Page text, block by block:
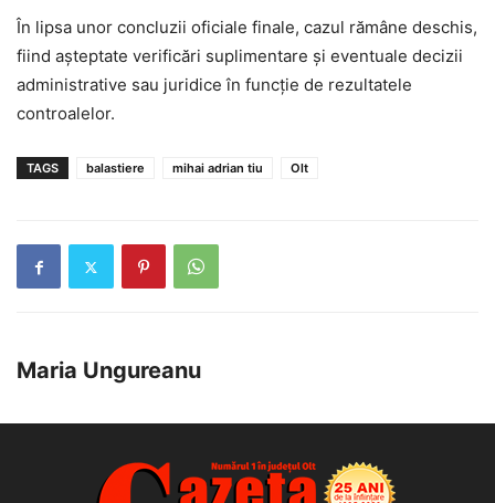
În lipsa unor concluzii oficiale finale, cazul rămâne deschis,
fiind așteptate verificări suplimentare și eventuale decizii
administrative sau juridice în funcție de rezultatele
controalelor.
TAGS balastiere mihai adrian tiu Olt
Maria Ungureanu